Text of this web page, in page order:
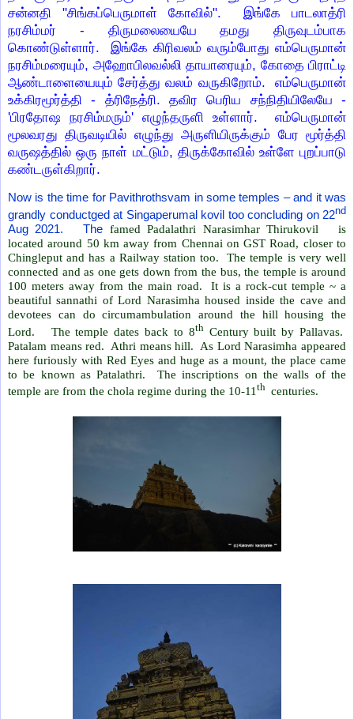
சன்னதி "சிங்கப்பெருமாள் கோவில்". இங்கே பாடலாத்ரி
நரசிம்மர் - திருமலையையே தமது திருவுடம்பாக
கொண்டுள்ளார். இங்கே கிரிவலம் வரும்போது எம்பெருமான்
நரசிம்மரையும், அஹோபிலவல்லி தாயாரையும், கோதை பிராட்டி
ஆண்டாளையையும் சேர்த்து வலம் வருகிறோம். எம்பெருமான்
உக்கிரமூர்த்தி - த்ரிநேத்ரி. தவிர பெரிய சந்நிதியிலேயே -
'பிரதோஷ நரசிம்மரும்' எழுந்தருளி உள்ளார். எம்பெருமான்
மூலவரது திருவடியில் எழுந்து அருளியிருக்கும் பேர மூர்த்தி
வருஷத்தில் ஒரு நாள் மட்டும், திருக்கோவில் உள்ளே புறப்பாடு
கண்டருள்கிறார்.
Now is the time for Pavithrothsvam in some temples – and it was
grandly conductged at Singaperumal kovil too concluding on 22nd
Aug 2021. The famed Padalathri Narasimhar Thirukovil is
located around 50 km away from Chennai on GST Road, closer to
Chingleput and has a Railway station too. The temple is very well
connected and as one gets down from the bus, the temple is around
100 meters away from the main road. It is a rock-cut temple ~ a
beautiful sannathi of Lord Narasimha housed inside the cave and
devotees can do circumambulation around the hill housing the
Lord. The temple dates back to 8thCentury built by Pallavas.
Patalam means red. Athri means hill. As Lord Narasimha appeared
here furiously with Red Eyes and huge as a mount, the place came
to be known as Patalathri. The inscriptions on the walls of the
temple are from the chola regime during the 10-11 th centuries.